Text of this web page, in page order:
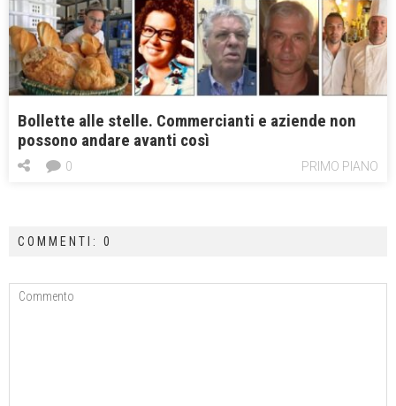
Bollette alle stelle. Commercianti e aziende non
possono andare avanti così
PRIMO PIANO
0
COMMENTI: 0